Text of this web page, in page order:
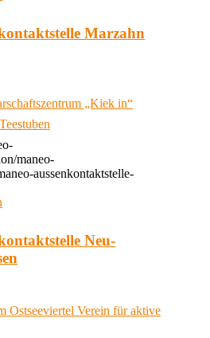
Marzahn
„Kiek in“
maneo-
aussenkontaktstelle-
Neu-
Ostseeviertel Verein für aktive